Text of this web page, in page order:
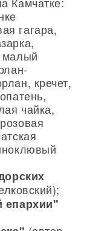
гагара,
малый
кречет,
чайка,
епархии"